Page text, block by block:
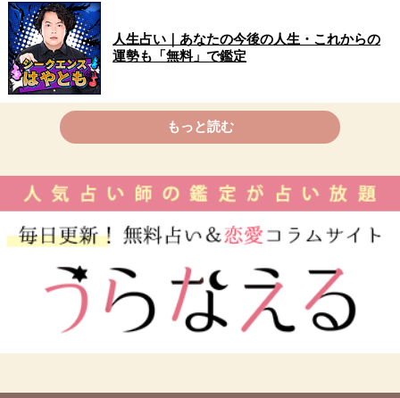
人生占い｜あなたの今後の人生・これからの
運勢も「無料」で鑑定
もっと読む